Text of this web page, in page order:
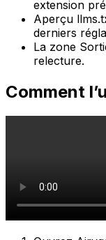
extension
Aperçu
derniers
La zone
relecture.
Comment